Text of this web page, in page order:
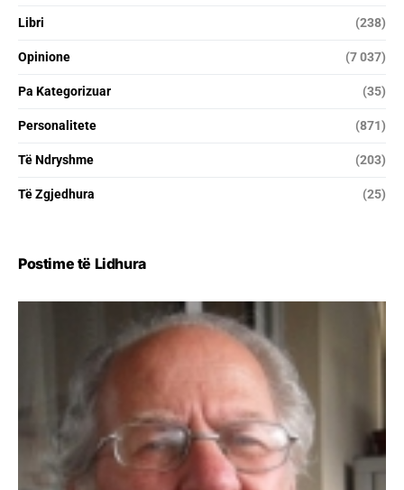
Libri (238)
Opinione (7 037)
Pa Kategorizuar (35)
Personalitete (871)
Të Ndryshme (203)
Të Zgjedhura (25)
Postime të Lidhura